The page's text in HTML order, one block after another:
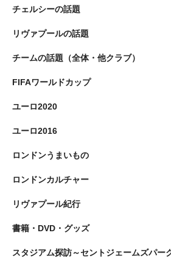
チェルシーの話題
リヴァプールの話題
チームの話題（全体・他クラブ）
FIFAワールドカップ
ユーロ2020
ユーロ2016
ロンドンうまいもの
ロンドンカルチャー
リヴァプール紀行
書籍・DVD・グッズ
スタジアム探訪～セントジェームズパー